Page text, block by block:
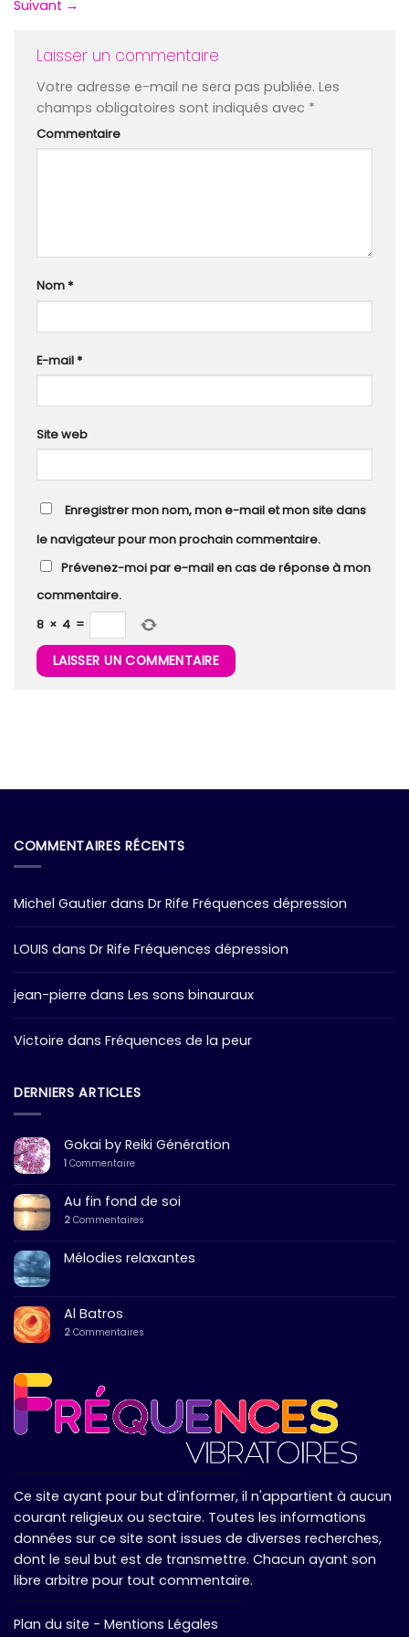
Suivant →
Laisser un commentaire
Votre adresse e-mail ne sera pas publiée. Les
champs obligatoires sont indiqués avec *
Commentaire
Nom*
E-mail*
Site web
Enregistrer mon nom, mon e-mail et mon site dans
le navigateur pour mon prochain commentaire.
Prévenez-moi par e-mail en cas de réponse à mon
commentaire.
8 × 4 =
COMMENTAIRES RÉCENTS
Michel Gautier dans Dr Rife Fréquences dépression
LOUIS dans Dr Rife Fréquences dépression
jean-pierre dans Les sons binauraux
Victoire dans Fréquences de la peur
DERNIERS ARTICLES
Gokai by Reiki Génération
1 Commentaire
Au fin fond de soi
2 Commentaires
Mélodies relaxantes
Al Batros
2 Commentaires
Ce site ayant pour but d'informer, il n'appartient à aucun
courant religieux ou sectaire. Toutes les informations
données sur ce site sont issues de diverses recherches,
dont le seul but est de transmettre. Chacun ayant son
libre arbitre pour tout commentaire.
Plan du site - Mentions Légales